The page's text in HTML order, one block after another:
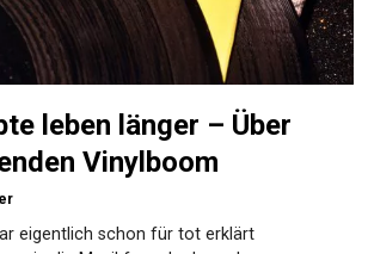
leben länger – Über
Vinylboom
eigentlich schon für tot erklärt